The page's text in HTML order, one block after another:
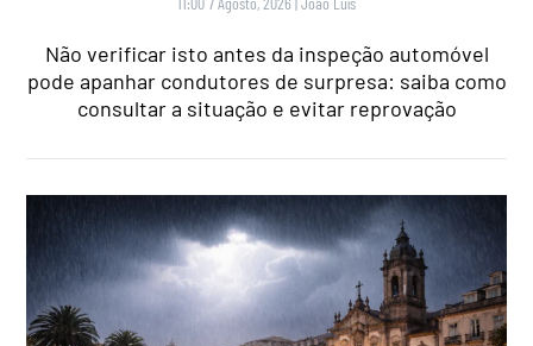
Não verificar isto antes da inspeção automóvel
pode apanhar condutores de surpresa: saiba como
consultar a situação e evitar reprovação